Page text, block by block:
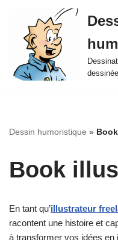
contenu
Dessin humoristique »
Book
En tant qu’illustrateur
racontent une histoire et
à transformer vos idées en